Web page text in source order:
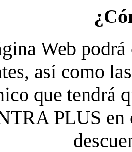
Web
así como
que tendrá
PLUS en